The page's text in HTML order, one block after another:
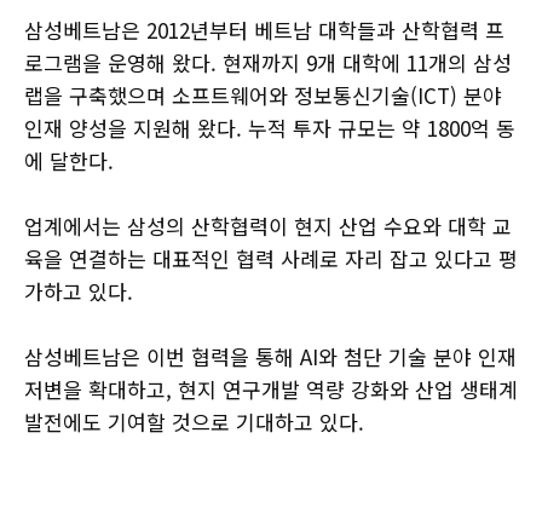
삼성베트남은 2012년부터 베트남 대학들과 산학협력 프
로그램을 운영해 왔다. 현재까지 9개 대학에 11개의 삼성
랩을 구축했으며 소프트웨어와 정보통신기술(ICT) 분야
인재 양성을 지원해 왔다. 누적 투자 규모는 약 1800억 동
에 달한다.
업계에서는 삼성의 산학협력이 현지 산업 수요와 대학 교
육을 연결하는 대표적인 협력 사례로 자리 잡고 있다고 평
가하고 있다.
삼성베트남은 이번 협력을 통해 AI와 첨단 기술 분야 인재
저변을 확대하고, 현지 연구개발 역량 강화와 산업 생태계
발전에도 기여할 것으로 기대하고 있다.